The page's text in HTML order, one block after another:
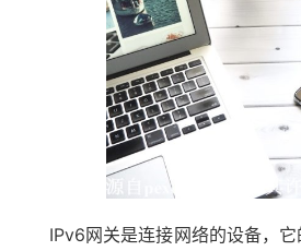
IPv6网关是连接网络的设备，